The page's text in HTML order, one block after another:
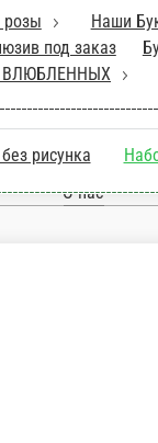
Отзывы
О нас
Кустовые розы
Роза Эквадор
МАТЕРИ